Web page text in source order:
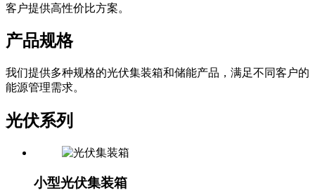
客户提供高性价比方案。
产品规格
我们提供多种规格的光伏集装箱和储能产品，满足不同客户的
能源管理需求。
光伏系列
小型光伏集装箱